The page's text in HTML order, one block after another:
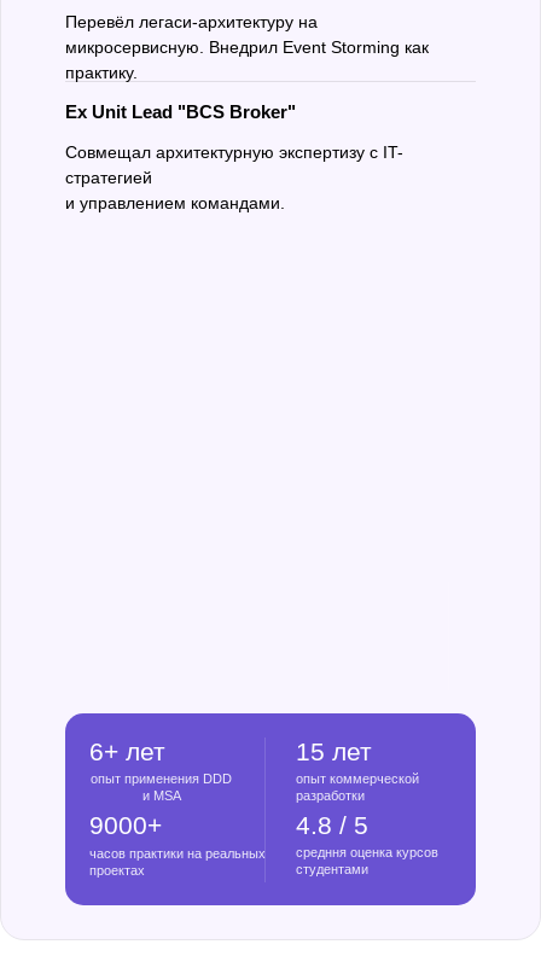
15 лет
опыт коммерческой
разработки
6+ лет
опыт применения DDD
и MSA
9000+
часов практики на реальных
проектах
4.8 / 5
средння оценка курсов
студентами
Перевёл легаси-архитектуру на
микросервисную. Внедрил Event Storming как
практику.
Ex Unit Lead "BCS Broker"
Совмещал архитектурную экспертизу с IT-
стратегией
и управлением командами.